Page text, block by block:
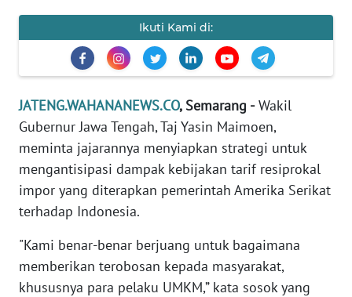
Ikuti Kami di:
JATENG.WAHANANEWS.CO, Semarang -Wakil
Gubernur Jawa Tengah, Taj Yasin Maimoen,
meminta jajarannya menyiapkan strategi untuk
mengantisipasi dampak kebijakan tarif resiprokal
impor yang diterapkan pemerintah Amerika Serikat
terhadap Indonesia.
"Kami benar-benar berjuang untuk bagaimana
memberikan terobosan kepada masyarakat,
khususnya para pelaku UMKM,” kata sosok yang
KAMI
IKLAN
TENTANG
PEDOMAN
MEDIA
REDAKSI